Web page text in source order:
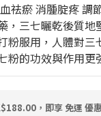
祛瘀 消腫腚疼 調
，三七曬乾後質地
粉服用，人體對三
粉的功效與作用更
，即享 免運 優惠